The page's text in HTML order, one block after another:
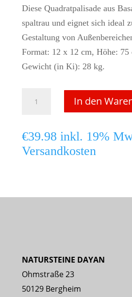
Diese Quadratpalisade aus
spaltrau und eignet sich ideal
Gestaltung von
Format: 12 x 12 cm, Höhe: 75
Gewicht (in Ki): 28 kg.
12
x
H
Menge
In den
€39.98 inkl. 19%
Versandkosten
NATURSTEINE DAYAN
Ohmstraße 23
50129 Bergheim